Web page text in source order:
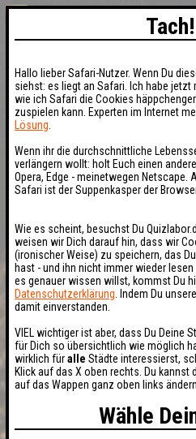
Tach!
Hallo lieber Safari-Nutzer. Wenn Du
siehst: es liegt an Safari. Ich habe jetzt
wie ich Safari die Cookies
zuspielen kann. Experten im Internet
Lösung
Wenn ihr die durchschnittliche
verlängern wollt: holt Euch einen
Opera, Edge - meinetwegen Netscape.
Safari ist der Suppenkasper der
Wie es scheint, besuchst Du
weisen wir Dich darauf hin, dass wir
(ironischer Weise) zu speichern, das
hast - und ihn nicht immer wieder
es genauer wissen willst, kommst Du
Datenschutzerklärung . Indem Du
damit einverstanden.
VIEL wichtiger ist aber, dass Du Deine
für Dich so übersichtlich wie möglich
wirklich füralle Städte interessierst,
Klick auf das X oben rechts. Du kannst
auf das Wappen ganz oben links
Wähle